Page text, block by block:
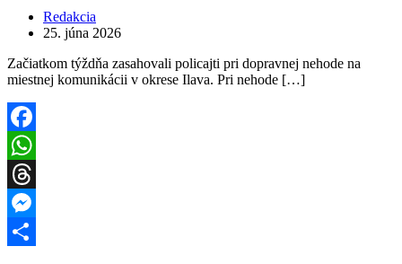
Redakcia
25. júna 2026
Začiatkom týždňa zasahovali policajti pri dopravnej nehode na
miestnej komunikácii v okrese Ilava. Pri nehode […]
Facebook
WhatsApp
Threads
Messenger